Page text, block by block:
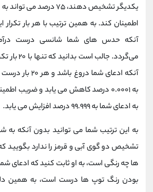
یکدیگر تشخیص دهند، ۷۵
اطمینان کند. به همین ترتیب با هر بار تکرار
آنکه حدس های شما شانسی درست
می‌گردد. جالب
آنکه ادعای شما
به ۰.۰۰۰۱ درصد کاهش می یابد و ضریب
به ادعای شما به ۹۹.۹۹۹ درصد افزایش می یابد.
به این ترتیب شما می توانید بدون آنکه به
تشخیص دو گوی آبی و قرمز را ندارد بگویید
ها چه رنگی است، به او ثابت کنید که ادعای
بودن رنگ توپ ها درست است، به همین